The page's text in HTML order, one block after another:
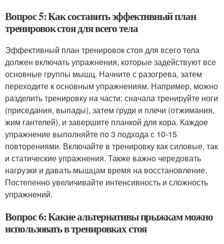
Вопрос 5: Как составить эффективный план
тренировок стоя для всего тела
Эффективный план тренировок стоя для всего тела
должен включать упражнения, которые задействуют все
основные группы мышц. Начните с разогрева, затем
переходите к основным упражнениям. Например, можно
разделить тренировку на части: сначала тренируйте ноги
(приседания, выпады), затем груди и плечи (отжимания,
жим гантелей), и завершите планкой для кора. Каждое
упражнение выполняйте по 3 подхода с 10-15
повторениями. Включайте в тренировку как силовые, так
и статические упражнения. Также важно чередовать
нагрузки и давать мышцам время на восстановление.
Постепенно увеличивайте интенсивность и сложность
упражнений.
Вопрос 6: Какие альтернативы прыжкам можно
использовать в тренировках стоя